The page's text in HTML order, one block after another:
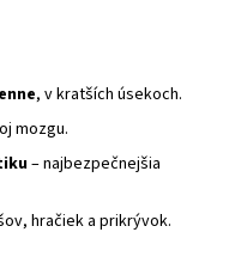
, v kratších úsekoch.
mozgu.
– najbezpečnejšia
hračiek a prikrývok.